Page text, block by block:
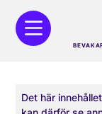
Det här